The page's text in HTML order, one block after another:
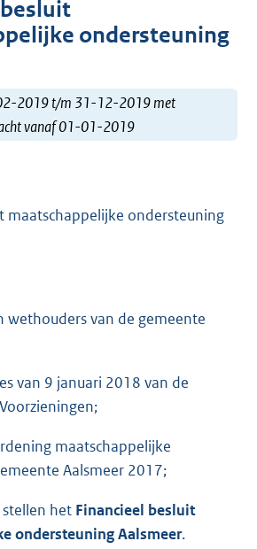
ondersteuning
2019 t/m 31-12-2019 met
vanaf 01-01-2019
maatschappelijke ondersteuning
wethouders van de gemeente
van 9 januari 2018 van de
maatschappelijke
Aalsmeer 2017;
het Financieel besluit
ondersteuning Aalsmeer.